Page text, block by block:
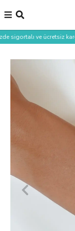
sigortalı ve ücretsiz